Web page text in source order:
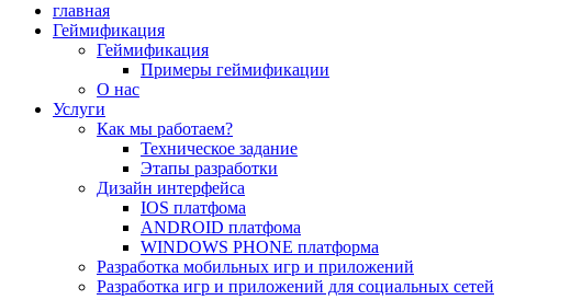
главная
Геймификация
Геймификация
Примеры геймификации
О нас
Услуги
Как мы работаем?
Техническое задание
Этапы разработки
Дизайн интерфейса
IOS платфома
ANDROID платфома
WINDOWS PHONE платформа
Разработка мобильных игр и приложений
Разработка игр и приложений для социальных сетей